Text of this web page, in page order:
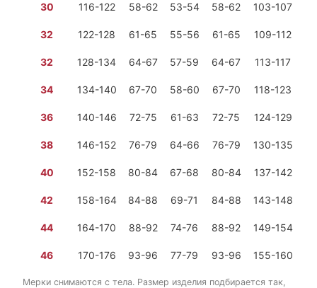
30 116-122 58-62 53-54 58-62 103-107
32 122-128 61-65 55-56 61-65 109-112
32 128-134 64-67 57-59 64-67 113-117
34 134-140 67-70 58-60 67-70 118-123
36 140-146 72-75 61-63 72-75 124-129
38 146-152 76-79 64-66 76-79 130-135
40 152-158 80-84 67-68 80-84 137-142
42 158-164 84-88 69-71 84-88 143-148
44 164-170 88-92 74-76 88-92 149-154
46 170-176 93-96 77-79 93-96 155-160
Мерки снимаются с тела. Размер изделия подбирается так,